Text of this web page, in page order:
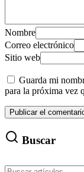
Nombre
Correo electrónico
Sitio web
Guarda mi
para la próxima vez
Buscar